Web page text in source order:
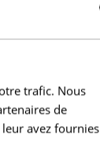
trafic. Nous
de
avez fournies